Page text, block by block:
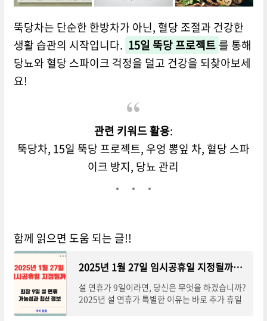
뚝당차는 단순한 한방차가 아닌, 혈당 조절과 건강한
생활 습관의 시작입니다. 15일 뚝당 프로젝트 를 통해
당뇨와 혈당 스파이크 걱정을 덜고 건강을 되찾아보세
요!
관련 키워드 활용:
뚝당차, 15일 뚝당 프로젝트, 우엉 뽕잎 차, 혈당 스파
이크 방지, 당뇨 관리
함께 읽으면 도움 되는 글!!
2025년 1월 27일 임시공휴일 지정될까? 최장 9일 설 연휴 가능성과 최신 정보
설 연휴가 9일이라면, 당신은 무엇을 하겠습니까?
2025년 설 연휴가 특별한 이유는 바로 추가 휴일